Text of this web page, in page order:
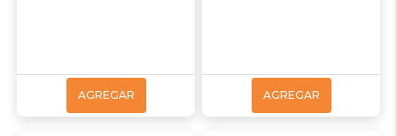
AGREGAR AGREGAR